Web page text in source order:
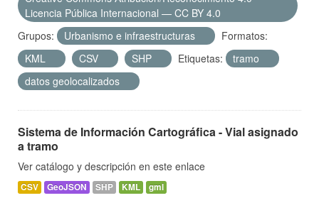
Licencia Pública Internacional — CC BY 4.0
Grupos:
Urbanismo e infraestructuras
Formatos:
KML
CSV SHP Etiquetas:
tramo
datos geolocalizados
Sistema de Información Cartográfica - Vial asignado
a tramo
Ver catálogo y descripción en este enlace
CSV GeoJSON SHP KML gml